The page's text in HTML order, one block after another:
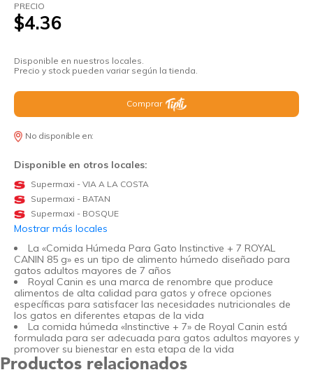
PRECIO
$4.36
Disponible en nuestros locales.
Precio y stock pueden variar según la tienda.
Comprar
No disponible en:
Disponible en otros locales:
Supermaxi - VIA A LA COSTA
Supermaxi - BATAN
Supermaxi - BOSQUE
Mostrar más locales
La «Comida Húmeda Para Gato Instinctive + 7 ROYAL
CANIN 85 g» es un tipo de alimento húmedo diseñado para
gatos adultos mayores de 7 años
Royal Canin es una marca de renombre que produce
alimentos de alta calidad para gatos y ofrece opciones
específicas para satisfacer las necesidades nutricionales de
los gatos en diferentes etapas de la vida
La comida húmeda «Instinctive + 7» de Royal Canin está
formulada para ser adecuada para gatos adultos mayores y
promover su bienestar en esta etapa de la vida
Productos relacionados